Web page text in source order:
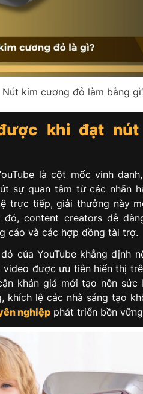
Nút kim cương đỏ làm bằng
khi đạt
là cột mốc vinh
sự quan tâm từ các nhãn
trực tiếp, giải thưởng này
content creators dễ
cáo và các hợp đồng tài trợ.
của YouTube khẳng định
được ưu tiên hiển thị
khán giả mới tạo nên sức
khích lệ các nhà sáng tạo
nghiệp phát triển bền